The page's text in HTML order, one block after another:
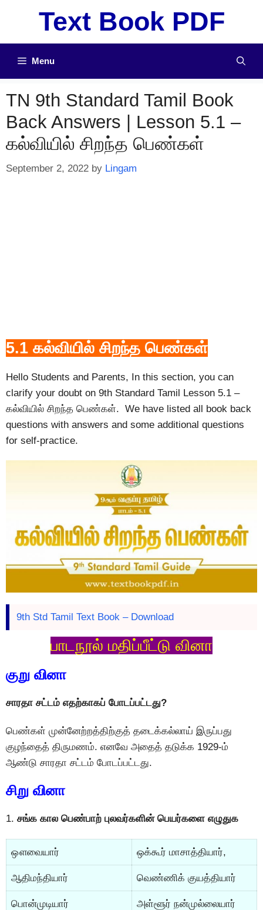
Text Book PDF
Menu
TN 9th Standard Tamil Book
Back Answers | Lesson 5.1 –
கல்வியில் சிறந்த பெண்கள்
September 2, 2022 by Lingam
5.1 கல்வியில் சிறந்த பெண்கள்
Hello Students and Parents, In this section, you can
clarify your doubt on 9th Standard Tamil Lesson 5.1 –
கல்வியில் சிறந்த பெண்கள். We have listed all book back
questions with answers and some additional questions
for self-practice.
9th Std Tamil Text Book – Download
பாடநூல் மதிப்பீட்டு வினா
குறு வினா
சாரதா சட்டம் எதற்காகப் போடப்பட்டது?
பெண்கள் முன்னேற்றத்திற்குத் தடைக்கல்லாய் இருப்பது
குழந்தைத் திருமணம். எனவே அதைத் தடுக்க 1929-ம்
ஆண்டு சாரதா சட்டம் போடப்பட்டது.
சிறு வினா
1. சங்க கால பெண்பாற் புலவர்களின் பெயர்களை எழுதுக
ஔவையார் ஒக்கூர் மாசாத்தியார்,
ஆதிமந்தியார் வெண்ணிக் குயத்தியார்
பொன்முடியார் அள்ளூர் நன்முல்லையார்